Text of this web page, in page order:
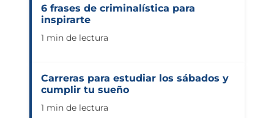
6 frases de criminalística para
inspirarte
1 min de lectura
Carreras para estudiar los sábados y
cumplir tu sueño
1 min de lectura